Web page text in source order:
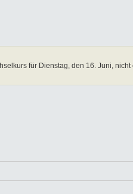
für Dienstag, den 16. Juni,